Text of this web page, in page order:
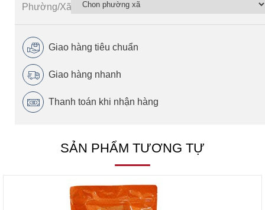
Phường/Xã
Giao hàng tiêu chuẩn
Giao hàng nhanh
Thanh toán khi nhận hàng
SẢN PHẨM TƯƠNG TỰ